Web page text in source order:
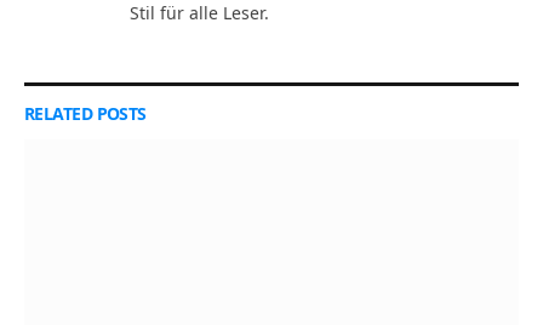
Stil für alle Leser.
RELATED POSTS